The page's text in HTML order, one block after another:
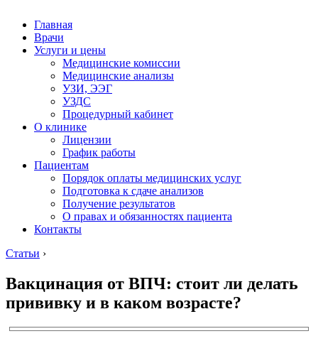
Главная
Врачи
Услуги и цены
Медицинские комиссии
Медицинские анализы
УЗИ, ЭЭГ
УЗДС
Процедурный кабинет
О клинике
Лицензии
График работы
Пациентам
Порядок оплаты медицинских услуг
Подготовка к сдаче анализов
Получение результатов
О правах и обязанностях пациента
Контакты
Статьи ›
Вакцинация от ВПЧ: стоит ли делать
прививку и в каком возрасте?